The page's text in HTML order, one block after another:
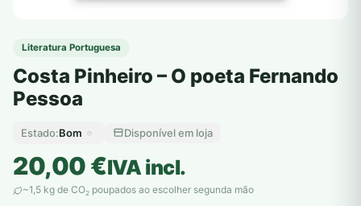
Literatura Portuguesa
Costa Pinheiro – O poeta Fernando
Pessoa
Estado:Bom Disponível em loja
20,00€IVA incl.
~1,5 kg de CO2 poupados ao escolher segunda mão